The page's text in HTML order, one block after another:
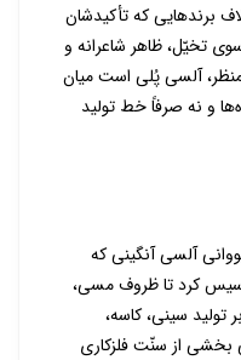
برندهایی که تأکیدشان
تخیّل، ظاهر شاعرانه و
آلسی پُلی است میان
و نه صرفاً خط تولید
آلسی آنگینی که
تأسیس کرد تا ظروف مسی،
تولید سینی، کاسه،
از سنّت فلزکاری